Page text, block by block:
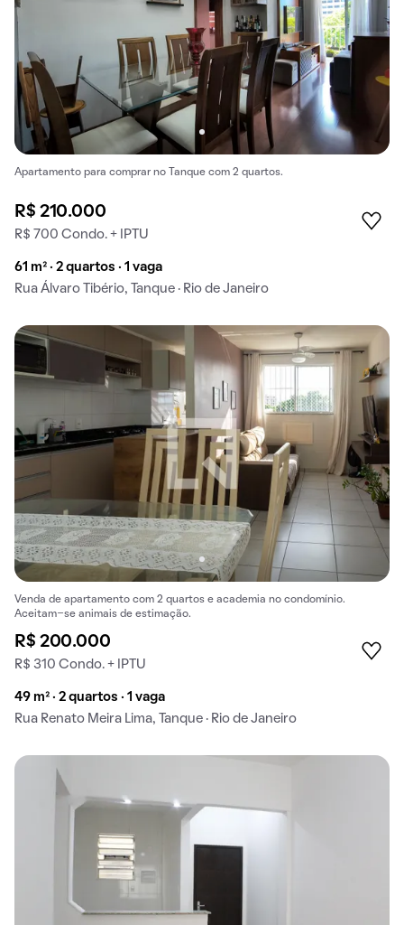
Apartamento para comprar no Tanque com 2 quartos.
R$ 210.000
R$ 700 Condo. + IPTU
61 m² · 2 quartos · 1 vaga
Rua Álvaro Tibério, Tanque · Rio de Janeiro
Venda de apartamento com 2 quartos e academia no condomínio.
Aceitam-se animais de estimação.
R$ 200.000
R$ 310 Condo. + IPTU
49 m² · 2 quartos · 1 vaga
Rua Renato Meira Lima, Tanque · Rio de Janeiro